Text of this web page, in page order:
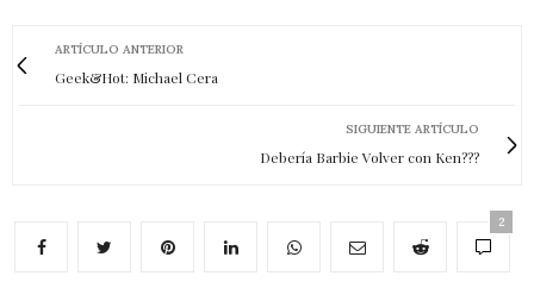
ARTÍCULO ANTERIOR
Geek&Hot: Michael Cera
SIGUIENTE ARTÍCULO
Debería Barbie Volver con Ken???
2